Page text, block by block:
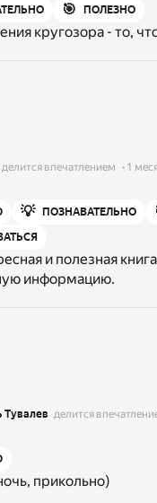
🎯 ПОЛЕЗНО
кругозора - то,
делится впечатлением 1
💡 ПОЗНАВАТЕЛЬНО
и полезная
информацию.
Тувалев делится
прикольно)